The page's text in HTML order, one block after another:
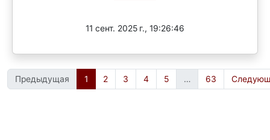
11 сент. 2025 г., 19:26:46
Предыдущая 1 2 3 4 5 … 63